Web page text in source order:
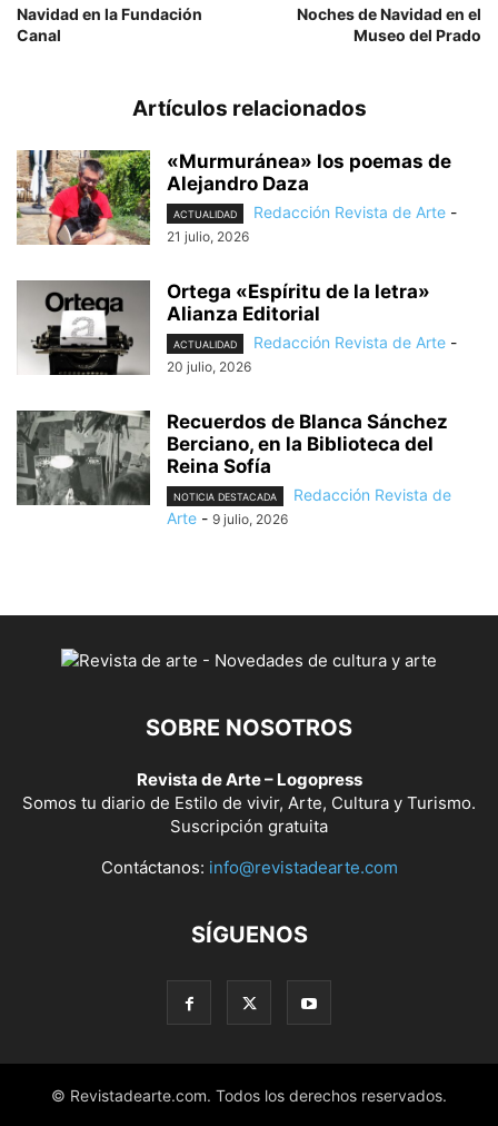
Navidad en la Fundación
Canal
Noches de Navidad en el
Museo del Prado
Artículos relacionados
«Murmuránea» los poemas de
Alejandro Daza
ACTUALIDAD Redacción Revista de Arte -
21 julio, 2026
Ortega «Espíritu de la letra»
Alianza Editorial
ACTUALIDAD Redacción Revista de Arte -
20 julio, 2026
Recuerdos de Blanca Sánchez
Berciano, en la Biblioteca del
Reina Sofía
NOTICIA DESTACADA
Redacción Revista de
Arte - 9 julio, 2026
SOBRE NOSOTROS
Revista de Arte – Logopress
Somos tu diario de Estilo de vivir, Arte, Cultura y Turismo.
Suscripción gratuita
Contáctanos: info@revistadearte.com
SÍGUENOS
© Revistadearte.com. Todos los derechos reservados.